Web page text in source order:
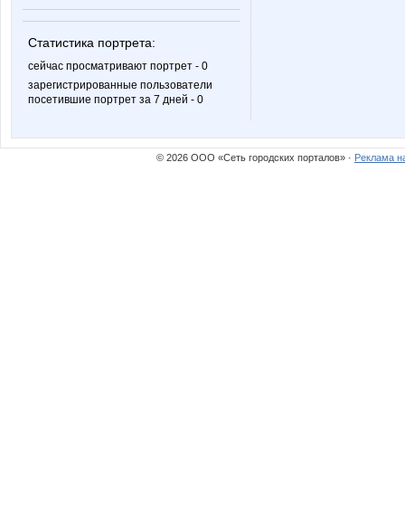
Статистика портрета:
сейчас просматривают портрет - 0
зарегистрированные пользователи
посетившие портрет за 7 дней - 0
© 2026 ООО «Сеть городских порталов» · Реклама